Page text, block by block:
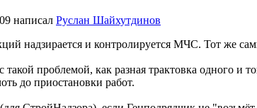
написал Руслан Шайхутдинов
надзирается и контролируется МЧС. Тот же
проблемой, как разная трактовка одного и
до приостановки работ.